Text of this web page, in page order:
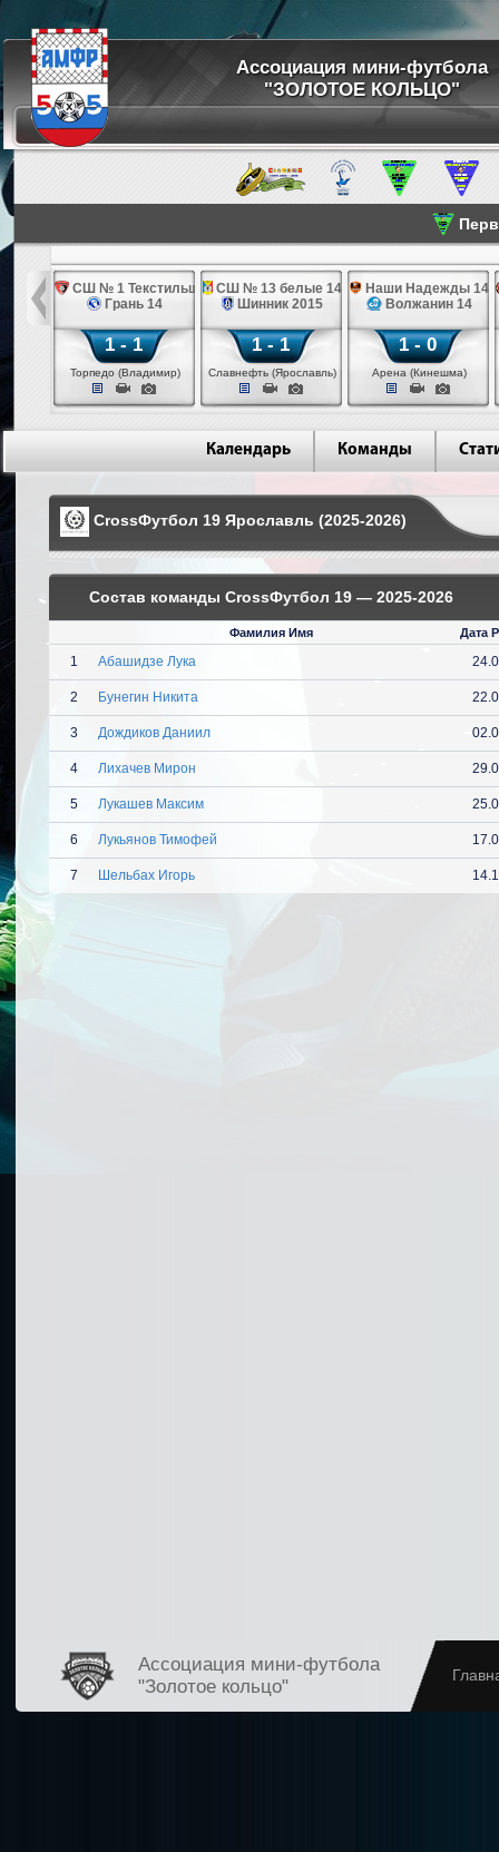
Ассоциация мини-футбола
"ЗОЛОТОЕ КОЛЬЦО"
14
СШ № 1 Текстильщик 14
Грань 14
1 - 1
Торпедо (Владимир)
СШ № 13 белые 14
Шинник 2015
1 - 1
Славнефть (Ярославль)
Наши Надежды 14
Волжанин 14
1 - 0
Арена (Кинешма)
Календарь Команды
CrossФутбол 19 Ярославль (2025-2026)
Состав команды CrossФутбол 19 — 2025-2026
Фамилия Имя Дата
1 Абашидзе Лука
2 Бунегин Никита
3 Дождиков Даниил
4 Лихачев Мирон
5 Лукашев Максим
6 Лукьянов Тимофей
7 Шельбах Игорь
Ассоциация мини-футбола
"Золотое кольцо"